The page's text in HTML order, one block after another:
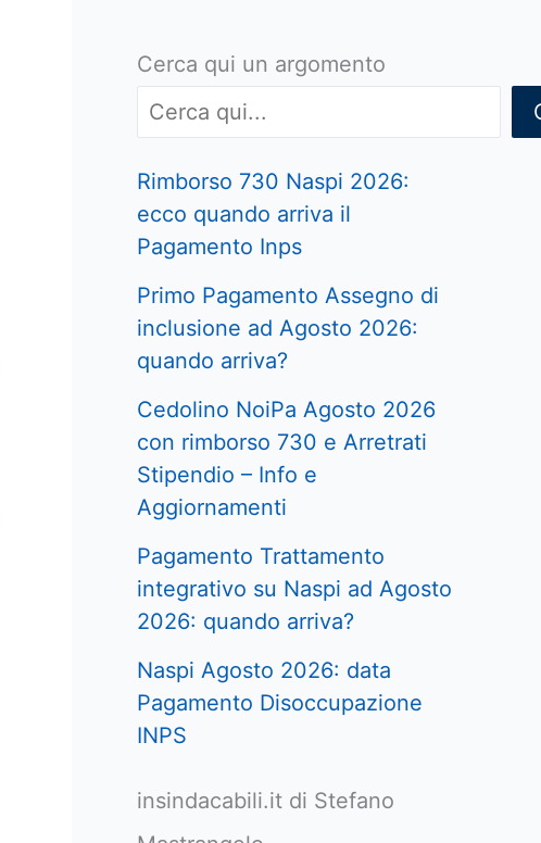
Cerca qui un argomento
Rimborso 730 Naspi 2026:
ecco quando arriva il
Pagamento Inps
Primo Pagamento Assegno di
inclusione ad Agosto 2026:
quando arriva?
Cedolino NoiPa Agosto 2026
con rimborso 730 e Arretrati
Stipendio – Info e
Aggiornamenti
Pagamento Trattamento
integrativo su Naspi ad Agosto
2026: quando arriva?
Naspi Agosto 2026: data
Pagamento Disoccupazione
INPS
insindacabili.it di Stefano